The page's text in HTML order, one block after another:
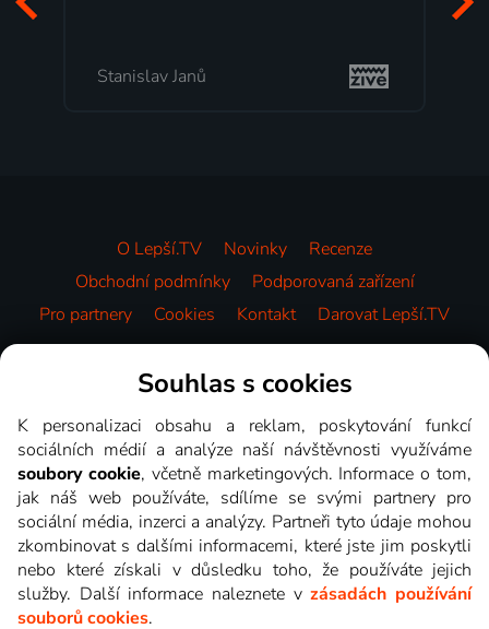
Milada Tomešová
O Lepší.TV Novinky
Recenze
Obchodní podmínky
Podporovaná zařízení
Pro partnery
Cookies Kontakt Darovat Lepší.TV
Videotéka
Souhlas s cookies
K personalizaci obsahu a reklam, poskytování funkcí
sociálních médií a analýze naší návštěvnosti využíváme
soubory cookie, včetně marketingových. Informace o tom,
jak náš web používáte, sdílíme se svými partnery pro
sociální média, inzerci a analýzy. Partneři tyto údaje mohou
zkombinovat s dalšími informacemi, které jste jim poskytli
nebo které získali v důsledku toho, že používáte jejich
služby. Další informace naleznete vzásadách používání
souborů cookies.